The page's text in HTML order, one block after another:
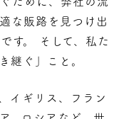
な販路を見つけ出
す。 そして、私た
継ぐ」こと。
イギリス、フラン